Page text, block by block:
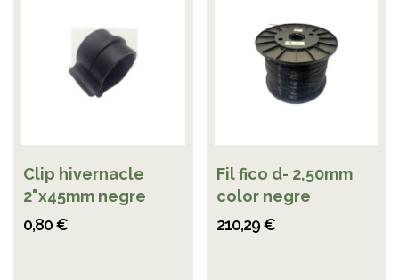
Clip hivernacle
2"x45mm negre
0,80 €
Fil fico d- 2,50mm
color negre
210,29 €